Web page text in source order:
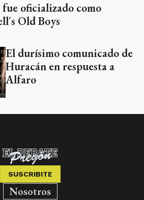
oficializado como
Old Boys
El durísimo comunicado de
Huracán en respuesta a
Alfaro
SUSCRIBITE
Nosotros